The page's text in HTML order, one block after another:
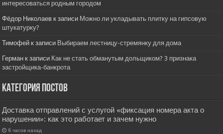
интересоваться родным городом
Фёдор Николаев к записи Можно ли укладывать плитку на гипсовую
штукатурку?
Тимофей к записи Выбираем лестницу-стремянку для дома
Герман к записи Как не стать обманутым дольщиком? 3 признака
застройщика-банкрота
Категория постов
Доставка отправлений с услугой «фиксация номера акта о
нарушении»: как это работает и зачем нужно
6 часов назад